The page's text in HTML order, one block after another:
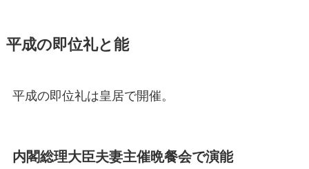
平成の即位礼と能
平成の即位礼は皇居で開催。
内閣総理大臣夫妻主催晩餐会で演能